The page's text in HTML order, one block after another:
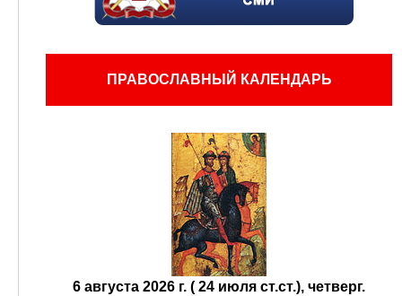
ПРАВОСЛАВНЫЙ КАЛЕНДАРЬ
6 августа 2026 г. ( 24 июля ст.ст.), четверг.